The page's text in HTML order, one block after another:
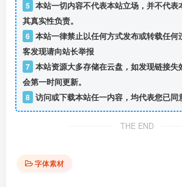
5 本站一切内容不代表本站立场，并不代表
其真实性负责。
6 本站一律禁止以任何方式发布或转载任何
客发现请向站长举报
7 本站资源大多存储在云盘，如发现链接失
会第一时间更新。
8 访问或下载本站任一内容，均代表您已同
THE END
字体素材